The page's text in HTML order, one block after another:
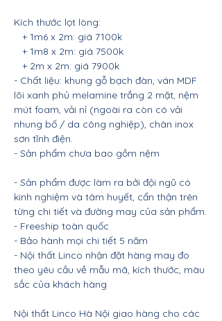
Kích thước lọt lòng:
+ 1m6 x 2m: giá 7100k
+ 1m8 x 2m: giá 7500k
+ 2m x 2m: giá 7900k
- Chất liệu: khung gỗ bạch đàn, ván MDF
lõi xanh phủ melamine trắng 2 mặt, nệm
mút foam, vải nỉ (ngoài ra còn có vải
nhung bố / da công nghiệp), chân inox
sơn tĩnh điện.
- Sản phẩm chưa bao gồm nệm
- Sản phẩm được làm ra bởi đội ngũ có
kinh nghiệm và tâm huyết, cẩn thận trên
từng chi tiết và đường may của sản phẩm.
- Freeship toàn quốc
- Bảo hành mọi chi tiết 5 năm
- Nội thất Linco nhận đặt hàng may đo
theo yêu cầu về mẫu mã, kích thước, màu
sắc của khách hàng
Nội thất Linco Hà Nội giao hàng cho các